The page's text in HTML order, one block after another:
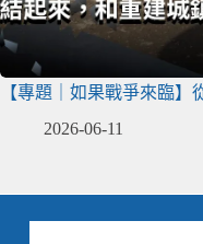
【專題｜如果戰爭來臨
2026-06-11